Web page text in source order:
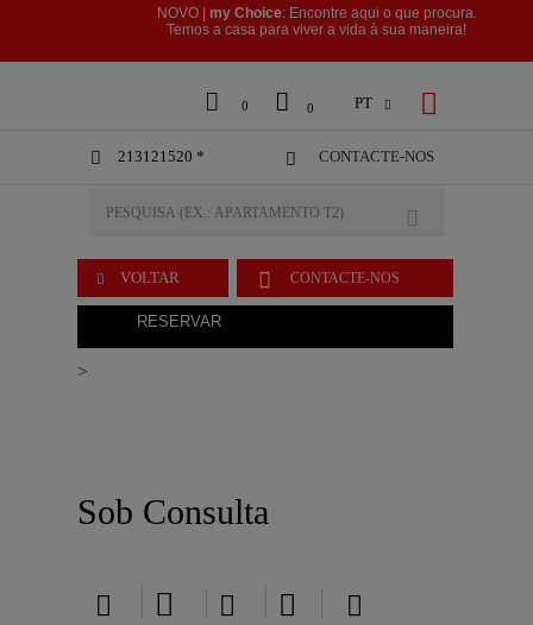
PT  
CONTACTE-NOS
 0  0
 213121520 * 
NOVO | my Choice: Encontre aqui o que procura.
​​​​​​​Temos a casa para viver a vida à sua maneira!
>
Sob Consulta
    
 VOLTAR  CONTACTE-NOS
RESERVAR